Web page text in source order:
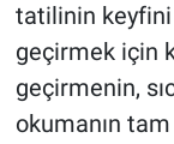
tatilinin keyfini
geçirmek için
geçirmenin,
okumanın